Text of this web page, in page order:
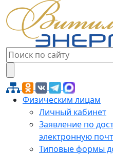
Физическим лицам
Личный кабинет
Заявление по
электронную
Типовые формы